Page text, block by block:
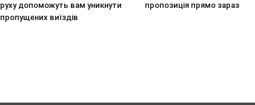
руху допоможуть вам уникнути
пропущених виїздів
пропозиція прямо зараз